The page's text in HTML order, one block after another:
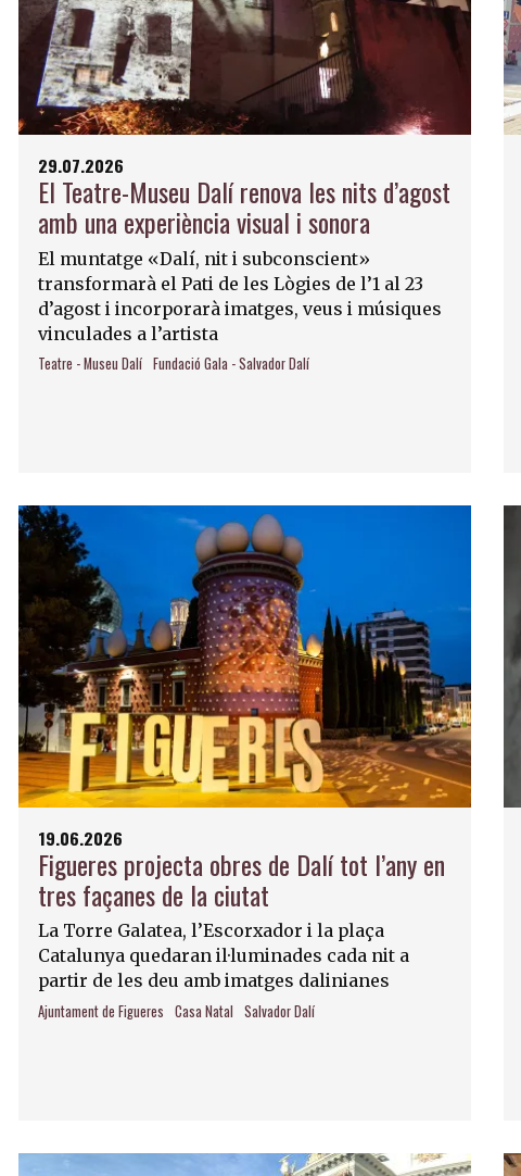
29.07.2026
El Teatre-Museu Dalí renova les nits d’agost
amb una experiència visual i sonora
El muntatge «Dalí, nit i subconscient»
transformarà el Pati de les Lògies de l’1 al 23
d’agost i incorporarà imatges, veus i músiques
vinculades a l’artista
Teatre - Museu Dalí Fundació Gala - Salvador Dalí
19.06.2026
Figueres projecta obres de Dalí tot l’any en
tres façanes de la ciutat
La Torre Galatea, l’Escorxador i la plaça
Catalunya quedaran il·luminades cada nit a
partir de les deu amb imatges dalinianes
Ajuntament de Figueres Casa Natal Salvador Dalí